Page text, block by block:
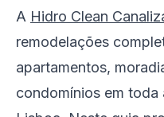
A Hidro Clean
remodelações
apartamentos,
condomínios em